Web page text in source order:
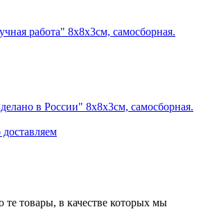
работа" 8х8х3см, самосборная.
в России" 8х8х3см, самосборная.
те товары, в качестве которых мы